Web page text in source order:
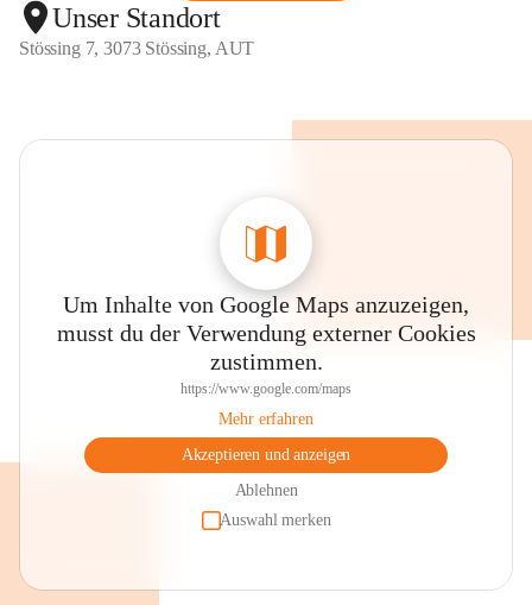
Unser Standort
Stössing 7, 3073 Stössing, AUT
Um Inhalte von Google Maps anzuzeigen,
musst du der Verwendung externer Cookies
zustimmen.
https://www.google.com/maps
Mehr erfahren
Akzeptieren und anzeigen
Ablehnen
Auswahl merken